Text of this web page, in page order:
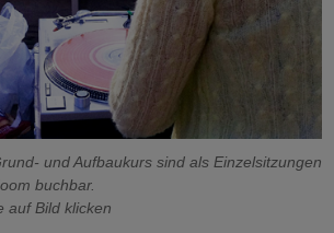
und Aufbaukurs sind als Einzelsitzungen
buchbar.
auf Bild klicken